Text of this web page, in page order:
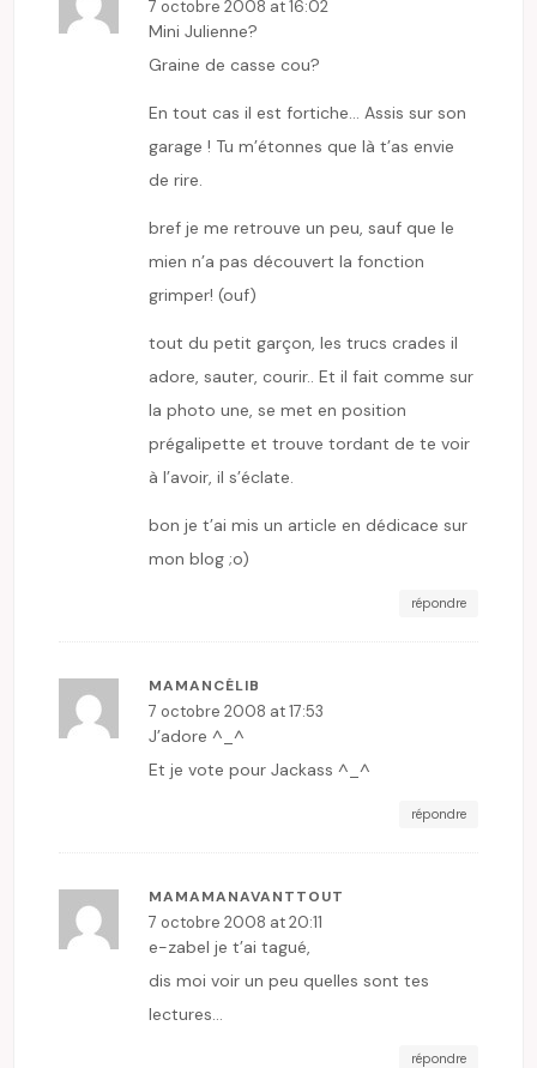
7 octobre 2008 at 16:02
Mini Julienne?
Graine de casse cou?
En tout cas il est fortiche… Assis sur son
garage ! Tu m’étonnes que là t’as envie
de rire.
bref je me retrouve un peu, sauf que le
mien n’a pas découvert la fonction
grimper! (ouf)
tout du petit garçon, les trucs crades il
adore, sauter, courir.. Et il fait comme sur
la photo une, se met en position
prégalipette et trouve tordant de te voir
à l’avoir, il s’éclate.
bon je t’ai mis un article en dédicace sur
mon blog ;o)
répondre
MAMANCÉLIB
7 octobre 2008 at 17:53
J’adore ^_^
Et je vote pour Jackass ^_^
répondre
MAMAMANAVANTTOUT
7 octobre 2008 at 20:11
e-zabel je t’ai tagué,
dis moi voir un peu quelles sont tes
lectures…
répondre